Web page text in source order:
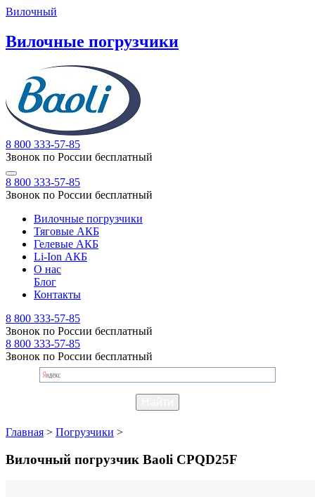
Вилочный
Вилочные погрузчики
8 800 333-57-85
Звонок по России бесплатный
8 800 333-57-85
Звонок по России бесплатный
Вилочные погрузчики
Тяговые АКБ
Гелевые АКБ
Li-Ion АКБ
О нас
Блог
Контакты
8 800 333-57-85
Звонок по России бесплатный
8 800 333-57-85
Звонок по России бесплатный
Главная > Погрузчики >
Вилочный погрузчик Baoli CPQD25F